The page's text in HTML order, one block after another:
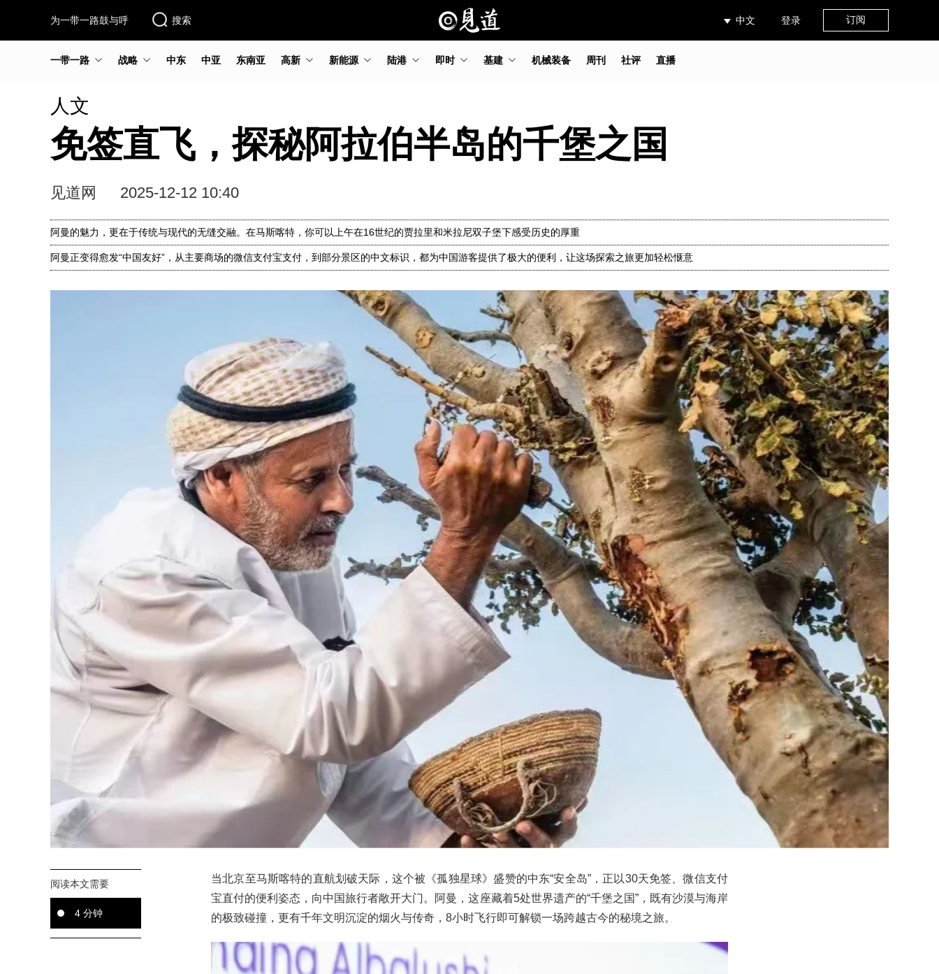
为一带一路鼓与呼 搜索 中文 登录 订阅
一带一路 战略 中东 中亚 东南亚 高新 新能源 陆港 即时 基建 机械装备 周刊 社评 直播
人文
免签直飞，探秘阿拉伯半岛的千堡之国
见道网 2025-12-12 10:40
阿曼的魅力，更在于传统与现代的无缝交融。在马斯喀特，你可以上午在16世纪的贾拉里和米拉尼双子堡下感受历史的厚重
阿曼正变得愈发“中国友好”，从主要商场的微信支付宝支付，到部分景区的中文标识，都为中国游客提供了极大的便利，让这场探索之旅更加轻松惬意
阅读本文需要
4 分钟
当北京至马斯喀特的直航划破天际，这个被《孤独星球》盛赞的中东“安全岛”，正以30天免签、微信支付
宝直付的便利姿态，向中国旅行者敞开大门。阿曼，这座藏着5处世界遗产的“千堡之国”，既有沙漠与海岸
的极致碰撞，更有千年文明沉淀的烟火与传奇，8小时飞行即可解锁一场跨越古今的秘境之旅。